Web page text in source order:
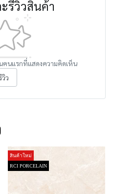
รีวิวสินค้า
คนแรกที่แสดงความคิดเห็น
วิว
สินค้าใหม่
RCI PORCELAIN